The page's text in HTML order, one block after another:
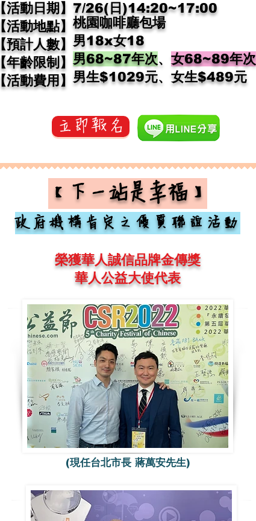
【活動日期】
【活動地點】
【預計人數】
【年齡限制】
【活動費用】
桃園咖啡廳包場
男18x女18
男68~87年次、 女68~89年次
​男生$1029元、女生$489元​
7/26(日)14:20~17:00
立即報名
【下一站是幸福】
政府機構肯定之優質聯誼活動
榮獲華人誠信品牌金傳獎
華人公益大使代表
(現任台北市長 蔣萬安先生)